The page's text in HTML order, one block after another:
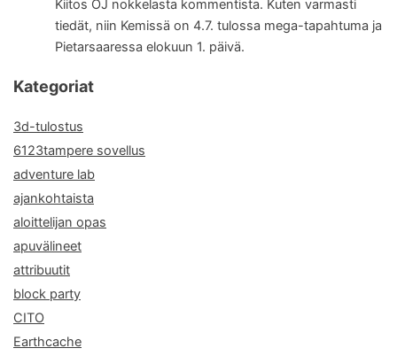
Kiitos OJ nokkelasta kommentista. Kuten varmasti
tiedät, niin Kemissä on 4.7. tulossa mega-tapahtuma ja
Pietarsaaressa elokuun 1. päivä.
Kategoriat
3d-tulostus
6123tampere sovellus
adventure lab
ajankohtaista
aloittelijan opas
apuvälineet
attribuutit
block party
CITO
Earthcache